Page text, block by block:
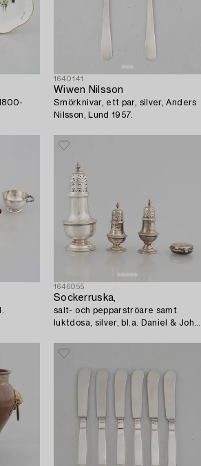
1640141
Wiwen Nilsson
Smörknivar, ett par, silver, Anders
Nilsson, Lund 1957.
1646055
Sockerruska,
salt- och pepparströare samt
luktdosa, silver, bl.a. Daniel & John